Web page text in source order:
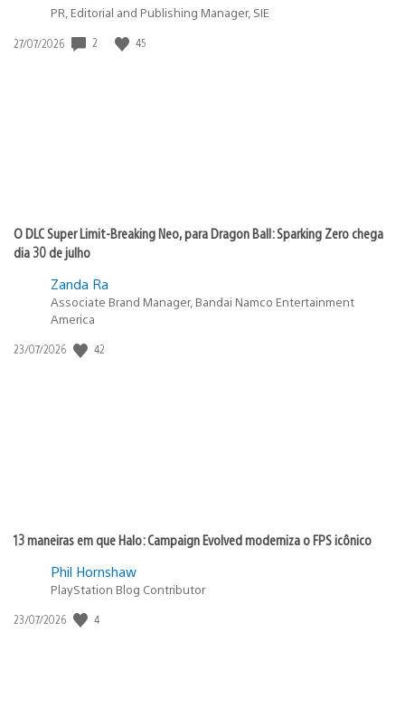
PR, Editorial and Publishing Manager, SIE
Data
27/07/2026 2 45
O DLC Super Limit-Breaking Neo, para Dragon Ball: Sparking Zero chega
dia 30 de julho
Zanda Ra
Associate Brand Manager, Bandai Namco Entertainment
America
Data
23/07/2026 42
13 maneiras em que Halo: Campaign Evolved moderniza o FPS icônico
Phil Hornshaw
PlayStation Blog Contributor
Data
23/07/2026 4